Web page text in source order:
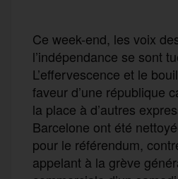
Ce week-end, les voix
l’indépendance se sont
L’effervescence et le
faveur d’une république
la place à d’autres
Barcelone ont été
pour le référendum,
appelant à la grève